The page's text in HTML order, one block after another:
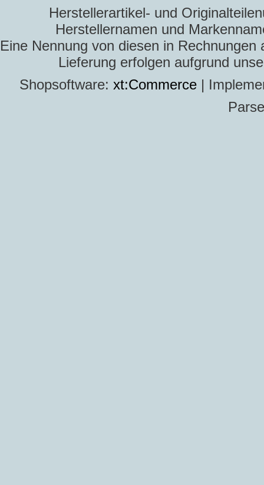
Herstellerartikel- und
Herstellernamen und
Eine Nennung von diesen in
Lieferung erfolgen aufgrund
Shopsoftware: xt:Commerce |